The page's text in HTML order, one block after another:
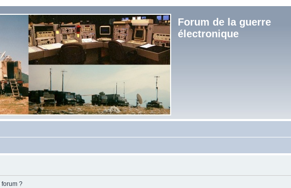
Forum de la guerre
électronique
forum ?